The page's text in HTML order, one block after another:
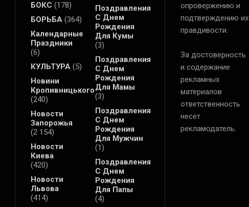
БОКС (178)
БОРЬБА (364)
Календарные
Праздники
(6)
КУЛЬТУРА (5)
Новини
Кропивницького
(240)
Новости
Запорожья
(2 154)
Новости
Киева
(420)
Новости
Львова
(414)
Поздравления
С Днем
Рождения
Для Кумы
(3)
Поздравления
С Днем
Рождения
Для Мамы
(3)
Поздравления
С Днем
Рождения
Для Мужчин
(1)
Поздравления
С Днем
Рождения
Для Папы
(4)
опровержению и
подтверждению их
правдивости.
За достоверность
и содержание
рекламных
материалов
ответственность
несет
рекламодатель.